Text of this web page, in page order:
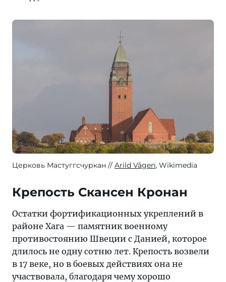
Церковь Мастуггсчуркан Arild Vågen, Wikimedia
Крепость Скансен Кронан
Остатки фортификационных укреплений в
районе Хага — памятник военному
противостоянию Швеции с Данией, которое
длилось не одну сотню лет. Крепость возвели
в 17 веке, но в боевых действиях она не
участвовала, благодаря чему хорошо